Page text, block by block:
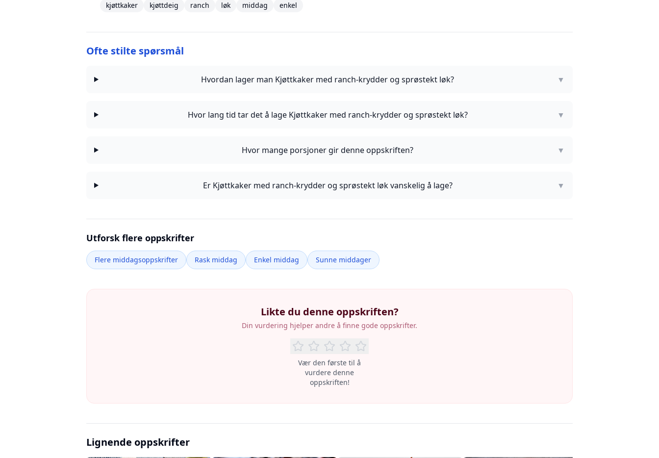
kjøttkaker kjøttdeig ranch løk middag enkel
Ofte stilte spørsmål
Hvordan lager man Kjøttkaker med ranch-krydder og sprøstekt løk? ▼
Hvor lang tid tar det å lage Kjøttkaker med ranch-krydder og sprøstekt løk? ▼
Hvor mange porsjoner gir denne oppskriften? ▼
Er Kjøttkaker med ranch-krydder og sprøstekt løk vanskelig å lage? ▼
Utforsk flere oppskrifter
Flere middagsoppskrifter Rask middag Enkel middag Sunne middager
Likte du denne oppskriften?
Din vurdering hjelper andre å finne gode oppskrifter.
Vær den første til å
vurdere denne
oppskriften!
Lignende oppskrifter